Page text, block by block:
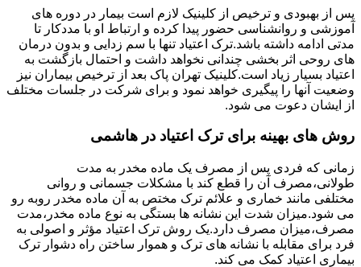
پس از بهبودی و ترخیص از کلینیک لازم است بیمار در دوره های
آموزشی و روانشناسی حضور پیدا کرده و ارتباط او با مددکار تا
مدتی ادامه داشته باشد.ترک اعتیاد تنها با سم زدایی و بدون درمان
های روحی اثر بخشی چندانی نخواهد داشت و احتمال بازگشت به
اعتیاد بسیار زیاد است.کلینیک تهران پاک بعد از ترخیص بیماران نیز
وضعیت آنها را پیگیری خواهد نمود و برای شرکت در جلسات مختلف
از ایشان دعوت می شود.
روش های بهینه برای ترک اعتیاد در هاشمی
زمانی که فردی پس از مصرف یک ماده مخدر به مدت
طولانی،مصرف آن را قطع کند با مشکلات جسمانی و روانی
مختلفی مانند خماری و علائم ترک مختص به آن ماده مخدر روبه رو
می شود.میزان شدت این نشانه ها بستگی به نوع ماده مخدر،مدت
مصرف،میزان مصرف دارد.یک روش ترک اعتیاد مؤثر و اصولی به
فرد برای مقابله با نشانه های ترک و هموار ساختن راه دشوار ترک
بیماری اعتیاد کمک می کند.